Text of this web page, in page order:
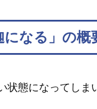
になる」の概
状態になってしま